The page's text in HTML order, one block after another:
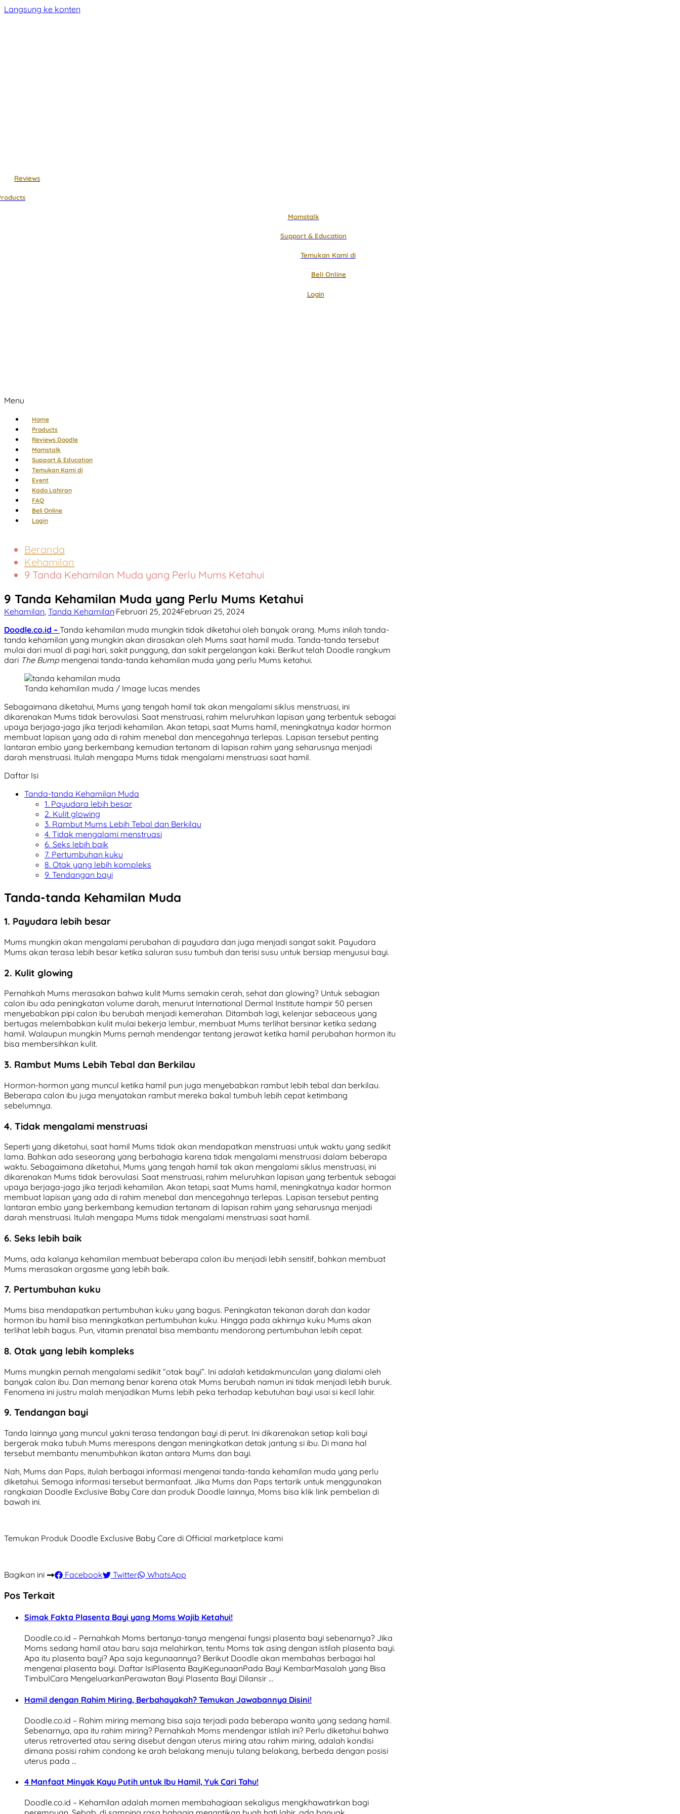
Langsung ke konten
Reviews
Momstalk
Support & Education
Temukan Kami di
Beli Online
Login
Menu
Home
Products
Reviews Doodle
Momstalk
Support & Education
Temukan Kami di
Event
Kado Lahiran
FAQ
Beli Online
Login
Beranda
Kehamilan
9 Tanda Kehamilan Muda yang Perlu Mums Ketahui
9 Tanda Kehamilan Muda yang Perlu Mums Ketahui
Kehamilan, Tanda Kehamilan·Februari 25, 2024Februari 25, 2024
Doodle.co.id – Tanda kehamilan muda mungkin tidak diketahui oleh banyak orang. Mums inilah tanda-
tanda kehamilan yang mungkin akan dirasakan oleh Mums saat hamil muda. Tanda-tanda tersebut
mulai dari mual di pagi hari, sakit punggung, dan sakit pergelangan kaki. Berikut telah Doodle rangkum
dari The Bump mengenai tanda-tanda kehamilan muda yang perlu Mums ketahui.
Tanda kehamilan muda / Image lucas mendes
Sebagaimana diketahui, Mums yang tengah hamil tak akan mengalami siklus menstruasi, ini
dikarenakan Mums tidak berovulasi. Saat menstruasi, rahim meluruhkan lapisan yang terbentuk sebagai
upaya berjaga-jaga jika terjadi kehamilan. Akan tetapi, saat Mums hamil, meningkatnya kadar hormon
membuat lapisan yang ada di rahim menebal dan mencegahnya terlepas. Lapisan tersebut penting
lantaran embio yang berkembang kemudian tertanam di lapisan rahim yang seharusnya menjadi
darah menstruasi. Itulah mengapa Mums tidak mengalami menstruasi saat hamil.
Daftar Isi
Tanda-tanda Kehamilan Muda
1. Payudara lebih besar
2. Kulit glowing
3. Rambut Mums Lebih Tebal dan Berkilau
4. Tidak mengalami menstruasi
6. Seks lebih baik
7. Pertumbuhan kuku
8. Otak yang lebih kompleks
9. Tendangan bayi
Tanda-tanda Kehamilan Muda
1. Payudara lebih besar
Mums mungkin akan mengalami perubahan di payudara dan juga menjadi sangat sakit. Payudara
Mums akan terasa lebih besar ketika saluran susu tumbuh dan terisi susu untuk bersiap menyusui bayi.
2. Kulit glowing
Pernahkah Mums merasakan bahwa kulit Mums semakin cerah, sehat dan glowing? Untuk sebagian
calon ibu ada peningkatan volume darah, menurut International Dermal Institute hampir 50 persen
menyebabkan pipi calon ibu berubah menjadi kemerahan. Ditambah lagi, kelenjar sebaceous yang
bertugas melembabkan kulit mulai bekerja lembur, membuat Mums terlihat bersinar ketika sedang
hamil. Walaupun mungkin Mums pernah mendengar tentang jerawat ketika hamil perubahan hormon itu
bisa membersihkan kulit.
3. Rambut Mums Lebih Tebal dan Berkilau
Hormon-hormon yang muncul ketika hamil pun juga menyebabkan rambut lebih tebal dan berkilau.
Beberapa calon ibu juga menyatakan rambut mereka bakal tumbuh lebih cepat ketimbang
sebelumnya.
4. Tidak mengalami menstruasi
Seperti yang diketahui, saat hamil Mums tidak akan mendapatkan menstruasi untuk waktu yang sedikit
lama. Bahkan ada seseorang yang berbahagia karena tidak mengalami menstruasi dalam beberapa
waktu. Sebagaimana diketahui, Mums yang tengah hamil tak akan mengalami siklus menstruasi, ini
dikarenakan Mums tidak berovulasi. Saat menstruasi, rahim meluruhkan lapisan yang terbentuk sebagai
upaya berjaga-jaga jika terjadi kehamilan. Akan tetapi, saat Mums hamil, meningkatnya kadar hormon
membuat lapisan yang ada di rahim menebal dan mencegahnya terlepas. Lapisan tersebut penting
lantaran embio yang berkembang kemudian tertanam di lapisan rahim yang seharusnya menjadi
darah menstruasi. Itulah mengapa Mums tidak mengalami menstruasi saat hamil.
6. Seks lebih baik
Mums, ada kalanya kehamilan membuat beberapa calon ibu menjadi lebih sensitif, bahkan membuat
Mums merasakan orgasme yang lebih baik.
7. Pertumbuhan kuku
Mums bisa mendapatkan pertumbuhan kuku yang bagus. Peningkatan tekanan darah dan kadar
hormon ibu hamil bisa meningkatkan pertumbuhan kuku. Hingga pada akhirnya kuku Mums akan
terlihat lebih bagus. Pun, vitamin prenatal bisa membantu mendorong pertumbuhan lebih cepat.
8. Otak yang lebih kompleks
Mums mungkin pernah mengalami sedikit “otak bayi”. Ini adalah ketidakmunculan yang dialami oleh
banyak calon ibu. Dan memang benar karena otak Mums berubah namun ini tidak menjadi lebih buruk.
Fenomena ini justru malah menjadikan Mums lebih peka terhadap kebutuhan bayi usai si kecil lahir.
9. Tendangan bayi
Tanda lainnya yang muncul yakni terasa tendangan bayi di perut. Ini dikarenakan setiap kali bayi
bergerak maka tubuh Mums merespons dengan meningkatkan detak jantung si ibu. Di mana hal
tersebut membantu menumbuhkan ikatan antara Mums dan bayi.
Nah, Mums dan Paps, itulah berbagai informasi mengenai tanda-tanda kehamilan muda yang perlu
diketahui. Semoga informasi tersebut bermanfaat. Jika Mums dan Paps tertarik untuk menggunakan
rangkaian Doodle Exclusive Baby Care dan produk Doodle lainnya, Moms bisa klik link pembelian di
bawah ini.
Temukan Produk Doodle Exclusive Baby Care di Official marketplace kami
Bagikan ini Facebook Twitter WhatsApp
Pos Terkait
Simak Fakta Plasenta Bayi yang Moms Wajib Ketahui!
Doodle.co.id – Pernahkah Moms bertanya-tanya mengenai fungsi plasenta bayi sebenarnya? Jika
Moms sedang hamil atau baru saja melahirkan, tentu Moms tak asing dengan istilah plasenta bayi.
Apa itu plasenta bayi? Apa saja kegunaannya? Berikut Doodle akan membahas berbagai hal
mengenai plasenta bayi. Daftar IsiPlasenta BayiKegunaanPada Bayi KembarMasalah yang Bisa
TimbulCara MengeluarkanPerawatan Bayi Plasenta Bayi Dilansir …
Hamil dengan Rahim Miring, Berbahayakah? Temukan Jawabannya Disini!
Doodle.co.id – Rahim miring memang bisa saja terjadi pada beberapa wanita yang sedang hamil.
Sebenarnya, apa itu rahim miring? Pernahkah Moms mendengar istilah ini? Perlu diketahui bahwa
uterus retroverted atau sering disebut dengan uterus miring atau rahim miring, adalah kondisi
dimana posisi rahim condong ke arah belakang menuju tulang belakang, berbeda dengan posisi
uterus pada …
4 Manfaat Minyak Kayu Putih untuk Ibu Hamil, Yuk Cari Tahu!
Doodle.co.id – Kehamilan adalah momen membahagiaan sekaligus mengkhawatirkan bagi